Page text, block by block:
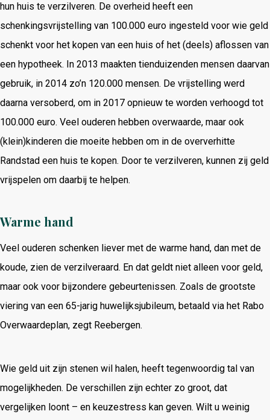
hun huis te verzilveren. De overheid heeft een
schenkingsvrijstelling van 100.000 euro ingesteld voor wie geld
schenkt voor het kopen van een huis of het (deels) aflossen van
een hypotheek. In 2013 maakten tienduizenden mensen daarvan
gebruik, in 2014 zo’n 120.000 mensen. De vrijstelling werd
daarna versoberd, om in 2017 opnieuw te worden verhoogd tot
100.000 euro. Veel ouderen hebben overwaarde, maar ook
(klein)kinderen die moeite hebben om in de oververhitte
Randstad een huis te kopen. Door te verzilveren, kunnen zij geld
vrijspelen om daarbij te helpen.
Warme hand
Veel ouderen schenken liever met de warme hand, dan met de
koude, zien de verzilveraard. En dat geldt niet alleen voor geld,
maar ook voor bijzondere gebeurtenissen. Zoals de grootste
viering van een 65-jarig huwelijksjubileum, betaald via het Rabo
Overwaardeplan, zegt Reebergen.
Wie geld uit zijn stenen wil halen, heeft tegenwoordig tal van
mogelijkheden. De verschillen zijn echter zo groot, dat
vergelijken loont – en keuzestress kan geven. Wilt u weinig